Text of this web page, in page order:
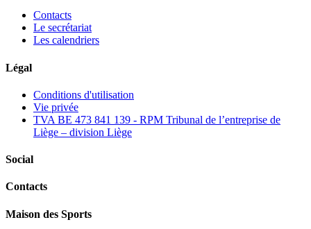
Contacts
Le secrétariat
Les calendriers
Légal
Conditions d'utilisation
Vie privée
TVA BE 473 841 139 - RPM Tribunal de l’entreprise de
Liège – division Liège
Social
Contacts
Maison des Sports